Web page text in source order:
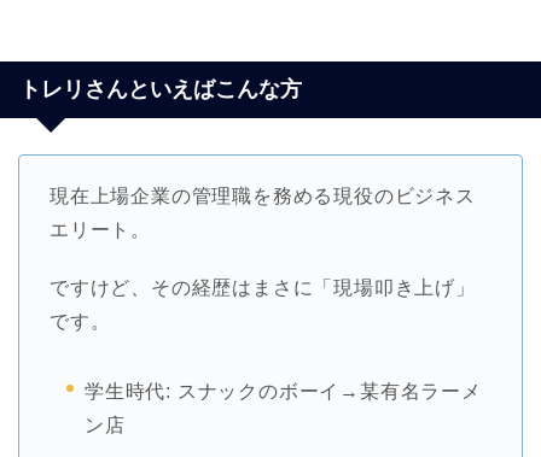
トレリさんといえばこんな方
現在上場企業の管理職を務める現役のビジネス
エリート。
ですけど、その経歴はまさに「現場叩き上げ」
です。
学生時代: スナックのボーイ→某有名ラーメ
ン店